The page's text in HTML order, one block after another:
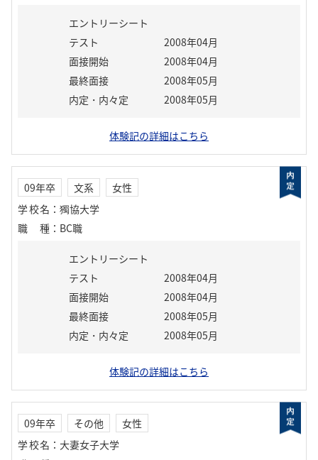
エントリーシート
テスト
2008年04月
面接開始
2008年04月
最終面接
2008年05月
内定・内々定
2008年05月
体験記の詳細はこちら
09年卒 文系
女性
学校名 ： 獨協大学
職種 ： BC職
エントリーシート
テスト
2008年04月
面接開始
2008年04月
最終面接
2008年05月
内定・内々定
2008年05月
体験記の詳細はこちら
09年卒 その他
女性
学校名 ： 大妻女子大学